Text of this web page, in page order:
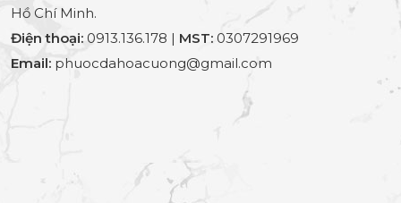
Hồ Chí Minh.
Điện thoại: 0913.136.178 | MST: 0307291969
Email: phuocdahoacuong@gmail.com